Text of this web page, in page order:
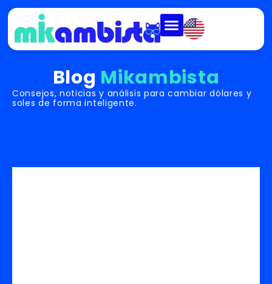
Blog Mikambista
Consejos, noticias y análisis para cambiar dólares y
soles de forma inteligente.